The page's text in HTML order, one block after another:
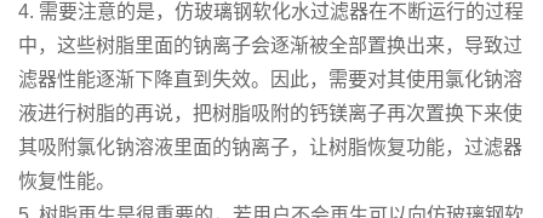
4. 需要注意的是，仿玻璃钢软化水过滤器在不断运行的过程
中，这些树脂里面的钠离子会逐渐被全部置换出来，导致过
滤器性能逐渐下降直到失效。因此，需要对其使用氯化钠溶
液进行树脂的再说，把树脂吸附的钙镁离子再次置换下来使
其吸附氯化钠溶液里面的钠离子，让树脂恢复功能，过滤器
恢复性能。